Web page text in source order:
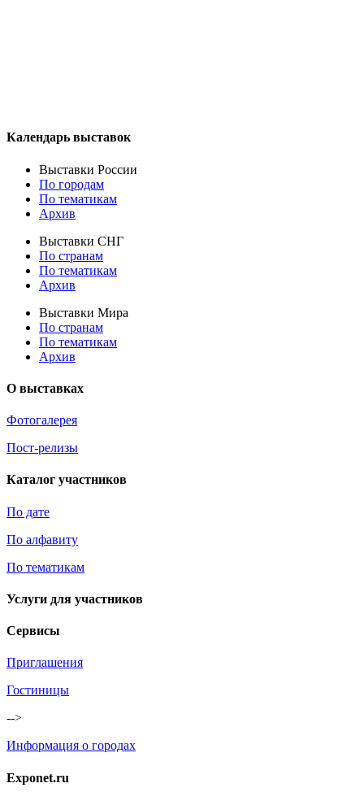
Календарь выставок
Выставки России
По городам
По тематикам
Архив
Выставки СНГ
По странам
По тематикам
Архив
Выставки Мира
По странам
По тематикам
Архив
О выставках
Фотогалерея
Пост-релизы
Каталог участников
По дате
По алфавиту
По тематикам
Услуги для участников
Сервисы
Приглашения
Гостиницы
-->
Информация о городах
Exponet.ru